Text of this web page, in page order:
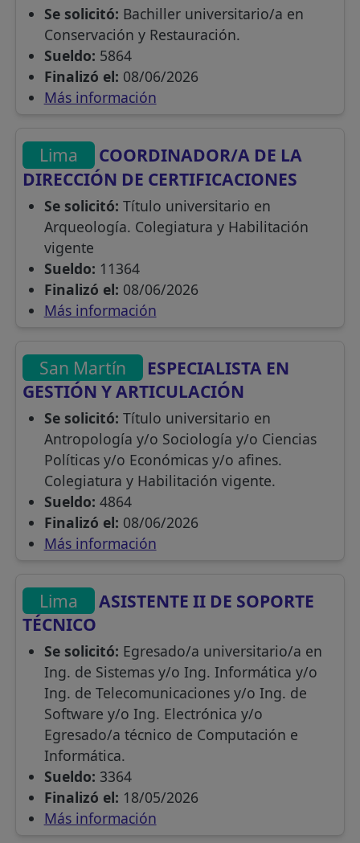
Se solicitó: Bachiller universitario/a en
Conservación y Restauración.
Sueldo: 5864
Finalizó el: 08/06/2026
Más información
Lima
COORDINADOR/A DE LA
DIRECCIÓN DE CERTIFICACIONES
Se solicitó: Título universitario en
Arqueología. Colegiatura y Habilitación
vigente
Sueldo: 11364
Finalizó el: 08/06/2026
Más información
San Martín
ESPECIALISTA EN
GESTIÓN Y ARTICULACIÓN
Se solicitó: Título universitario en
Antropología y/o Sociología y/o Ciencias
Políticas y/o Económicas y/o afines.
Colegiatura y Habilitación vigente.
Sueldo: 4864
Finalizó el: 08/06/2026
Más información
Lima
ASISTENTE II DE SOPORTE
TÉCNICO
Se solicitó: Egresado/a universitario/a en
Ing. de Sistemas y/o Ing. Informática y/o
Ing. de Telecomunicaciones y/o Ing. de
Software y/o Ing. Electrónica y/o
Egresado/a técnico de Computación e
Informática.
Sueldo: 3364
Finalizó el: 18/05/2026
Más información